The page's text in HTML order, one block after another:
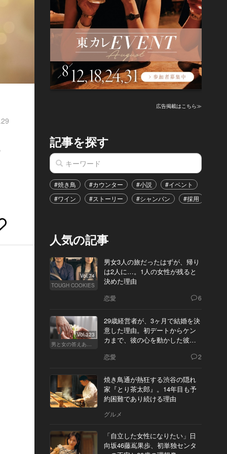
広告掲載はこちら≫
記事を探す
#焼き鳥 #カウンター #小説 #イベント
#ワイン
#ストーリー #シャンパン #採用
人気の記事
Vol.74
TOUGH COOKIES
男女3人の旅だったはずが、帰り
は2人に…。1人の女性が残ると
決めた理由
恋愛 6
Vol.323
男と女の答えあわせ【Q】
29歳経営者が、3ヶ月で結婚を決
意した理由。初デートからケン
カまで、彼の心を動かした彼女
恋愛 2
焼き鳥通が熱狂する渋谷の隠れ
家『とり茶太郎』。14年目も予
約困難であり続ける理由
グルメ
「自立した女性になりたい」日
向坂46藤嶌果歩、初単独センタ